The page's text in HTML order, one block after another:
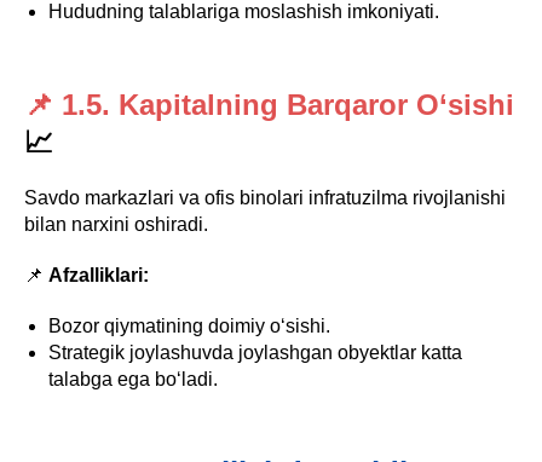
Hududning talablariga moslashish imkoniyati.
📌 1.5. Kapitalning Barqaror O‘sishi
📈
Savdo markazlari va ofis binolari infratuzilma rivojlanishi
bilan narxini oshiradi.
📌 Afzalliklari:
Bozor qiymatining doimiy o‘sishi.
Strategik joylashuvda joylashgan obyektlar katta
talabga ega bo‘ladi.